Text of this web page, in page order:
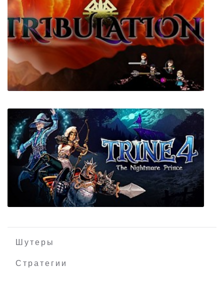
Uninvited Guest
Tribulation
Шутеры
Стратегии